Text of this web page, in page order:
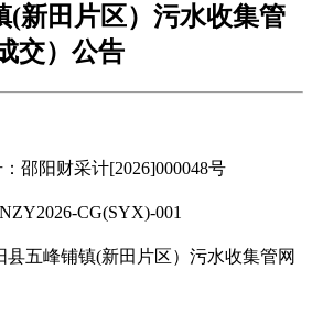
(新田片区）污水收集管
交）公告
邵阳财采计[2026]000048号
CG(SYX)-001
县五峰铺镇(新田片区）污水收集管网